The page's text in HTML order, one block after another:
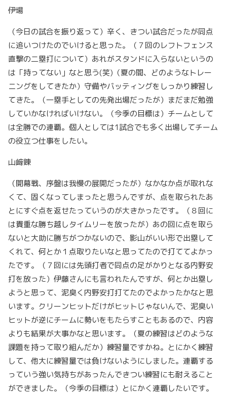
伊場
（今日の試合を振り返って）辛く、きつい試合だったが同点
に追いつけたのでいけると思った。（７回のレフトフェンス
直撃の二塁打について）あれがスタンドに入らないというの
は「持ってない」なと思う(笑)（夏の間、どのようなトレー
ニングをしてきたか）守備やバッティングをしっかり練習し
てきた。（一塁手としての先発出場だったが）まだまだ勉強
していかなければいけない。（今季の目標は）チームとして
は全勝での連覇。個人としては1試合でも多く出場してチーム
の役立つ仕事をしたい。
山﨑錬
（開幕戦、序盤は我慢の展開だったが）なかなか点が取れな
くて、固くなってしまったと思うんですが、点を取られたあ
とにすぐ点を返せたっていうのが大きかったです。（８回に
は貴重な勝ち越しタイムリーを放ったが）あの回に点を取ら
ないと大助に勝ちがつかないので、影山がいい形で出塁して
くれて、何とか１点取りたいなと思ってたので打ててよかっ
たです。（７回には先頭打者で同点の足がかりとなる内野安
打を放った）伊藤さんにも言われたんですが、何とか出塁し
ようと思って、泥臭く内野安打打てたのでよかったかなと思
います。クリーンヒットだけがヒットじゃないんで、泥臭い
ヒットが逆にチームに勢いをもたらすこともあるので、内容
よりも結果が大事かなと思います。（夏の練習はどのような
課題を持って取り組んだか）練習量ですかね。とにかく練習
して、他大に練習量では負けないようにしました。連覇する
っていう強い気持ちがあったんできつい練習にも耐えること
ができました。（今季の目標は）とにかく連覇したいです。